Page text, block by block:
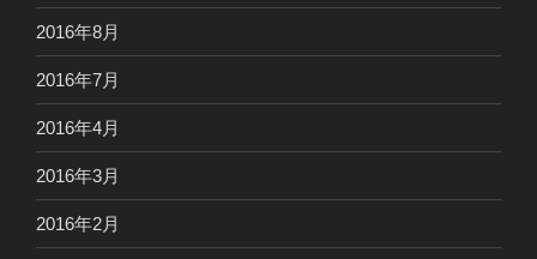
2016年8月
2016年7月
2016年4月
2016年3月
2016年2月